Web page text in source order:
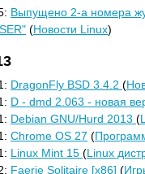
Выпущено 2-а номера
(Новости Linux)
DragonFly BSD 3.4.2 (
D - dmd 2.063 - новая
Debian GNU/Hurd 2013 (
Chrome OS 27 (
Linux Mint 15 (Linux
Faerie Solitaire [x86] (